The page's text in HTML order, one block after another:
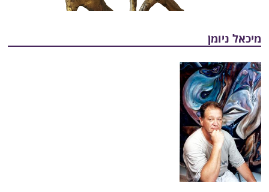
מיכאל ניומן